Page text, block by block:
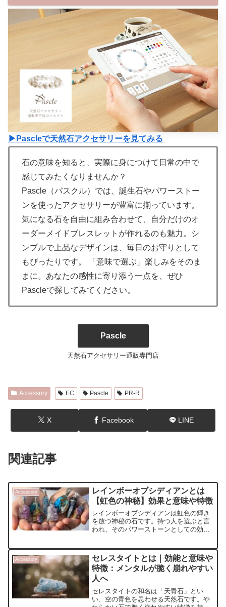
▶Pascleで天然石アクセサリーを見てみる
石の意味を知ると、実際に身につけて日常の中で
感じてみたくなりませんか？
Pascle（パスクル）では、誕生石やパワーストー
ンを使ったアクセサリーが豊富に揃っています。
気になる石を自由に組み合わせて、自分だけのオ
ーダーメイドブレスレットが作れるのも魅力。シ
ンプルで上品なデザインは、毎日のお守りとして
もぴったりです。 「意味で選ぶ」楽しみをそのま
まに。あなたの感性に寄り添う一点を、ぜひ
Pascleで探してみてください。
Pascle
天然石アクセサリー通販専門店
Accessory EC Pascle PR-R
X Facebook LINE
関連記事
Accessory
レインボーオブシディアンとは
【虹色の神秘】効果と意味や特徴
レインボーオブシディアンは虹色の輝き
を放つ神秘の石です。持つ人を選ぶと言
われ、そのパワーストーンとしての効果
して、または持ち主の悲しみを浄化し、
心身のバランスを整える効果があるとさ
れています。
Accessory
セレスタイトとは｜効能と意味や
特徴：メンタルが脆く崩れやすい
人へ
セレスタイトの和名は「天青石」とい
い、空の青色を思わせる天然石です。や